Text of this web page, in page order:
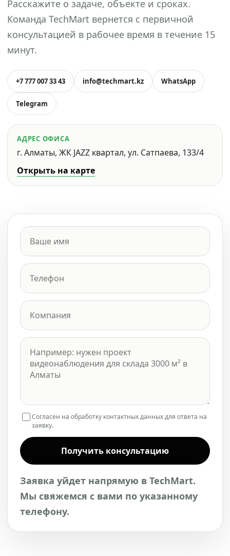
Расскажите о задаче, объекте и сроках.
Команда TechMart вернется с первичной
консультацией в рабочее время в течение 15
минут.
+7 777 007 33 43 info@techmart.kz WhatsApp
Telegram
АДРЕС ОФИСА
г. Алматы, ЖК JAZZ квартал, ул. Сатпаева, 133/4
Открыть на карте
Согласен на обработку контактных данных для ответа на
заявку.
Получить консультацию
Заявка уйдет напрямую в TechMart.
Мы свяжемся с вами по указанному
телефону.